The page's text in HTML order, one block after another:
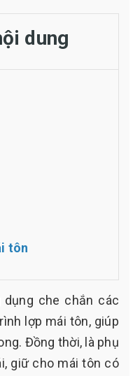
dung
tôn
che chắn các
lợp mái tôn, giúp
Đồng thời, là phụ
giữ cho mái tôn có